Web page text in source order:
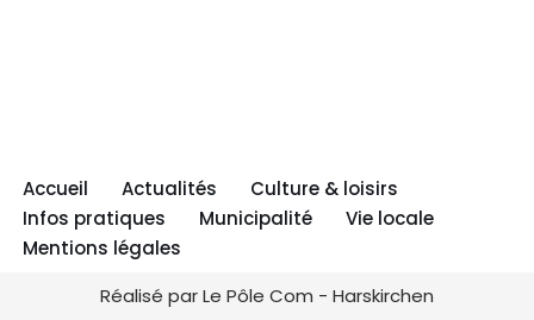
Accueil Actualités
Culture & loisirs
Infos pratiques
Municipalité
Vie locale
Mentions légales
Réalisé par Le Pôle Com - Harskirchen